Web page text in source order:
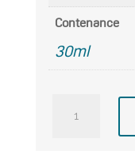
Contenance
30ml